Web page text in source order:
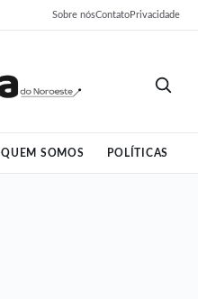
Sobre nósContatoPrivacidade
QUEM SOMOS POLÍTICAS